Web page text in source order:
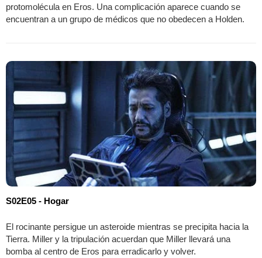
protomolécula en Eros. Una complicación aparece cuando se
encuentran a un grupo de médicos que no obedecen a Holden.
S02E05 - Hogar
El rocinante persigue un asteroide mientras se precipita hacia la
Tierra. Miller y la tripulación acuerdan que Miller llevará una
bomba al centro de Eros para erradicarlo y volver.